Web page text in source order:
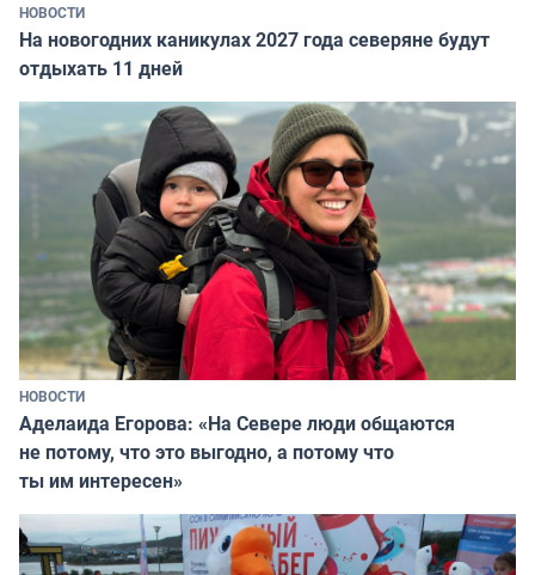
НОВОСТИ
На новогодних каникулах 2027 года северяне будут
отдыхать 11 дней
НОВОСТИ
Аделаида Егорова: «На Севере люди общаются
не потому, что это выгодно, а потому что
ты им интересен»